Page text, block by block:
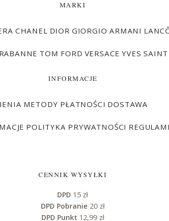
MARKI
CHANEL DIOR GIORGIO ARMANI
TOM FORD VERSACE YVES
INFORMACJE
METODY PŁATNOŚCI DOSTAWA
POLITYKA PRYWATNOŚCI
CENNIK WYSYŁKI
DPD 15 zł
DPD Pobranie 20 zł
DPD Punkt 12,99 zł